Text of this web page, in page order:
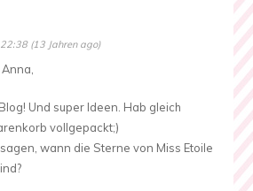
(13 Jahren ago)
Und super Ideen. Hab gleich
vollgepackt;)
wann die Sterne von Miss Etoile